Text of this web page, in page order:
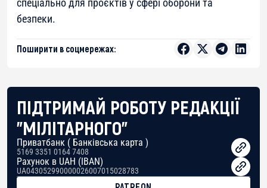
спеціально для проєктів у сфері оборони та
безпеки.
Поширити в соцмережах:
ПІДТРИМАЙ РОБОТУ РЕДАКЦІЇ
"МІЛІТАРНОГО"
Приватбанк ( Банківська карта )
5169 3351 0164 7408
Рахунок в UAH (IBAN)
UA043052990000026007015028783